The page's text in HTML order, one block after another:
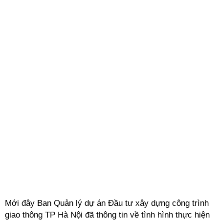
Mới đây Ban Quản lý dự án Đầu tư xây dựng công trình
giao thông TP Hà Nội đã thông tin về tình hình thực hiện